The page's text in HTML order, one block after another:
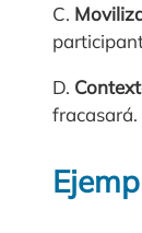
C.
D.
fracasará.